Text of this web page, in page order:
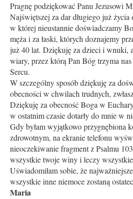
Pragnę podziękować Panu Jezusowi
Najświętszej za dar długiego już życia
w której nieustannie doświadczamy
męża i za łaski, których doznajemy
już 40 lat. Dziękuję za dzieci i wnuki,
wiary, przez którą Pan Bóg trzyma
Sercu.
W szczególny sposób dziękuję za
obecności w chwilach trudnych,
Dziękuję za obecność Boga w
w ostatnim czasie dotarły do mnie w
Gdy byłam wyjątkowo przygnębiona
zdrowotnym, na ekranie telefonu
nieoczekiwanie fragment z Psalmu
wszystkie twoje winy i leczy
Uświadomiłam sobie, że
wszystkie inne niemoce zostaną
Maria